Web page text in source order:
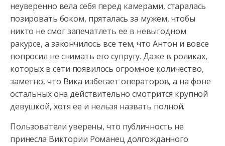
неуверенно вела себя перед камерами, старалась
позировать боком, пряталась за мужем, чтобы
никто не смог запечатлеть ее в невыгодном
ракурсе, а закончилось все тем, что Антон и вовсе
попросил не снимать его супругу. Даже в роликах,
которых в сети появилось огромное количество,
заметно, что Вика избегает операторов, а на фоне
остальных она действительно смотрится крупной
девушкой, хотя ее и нельзя назвать полной.
Пользователи уверены, что публичность не
принесла Виктории Романец долгожданного